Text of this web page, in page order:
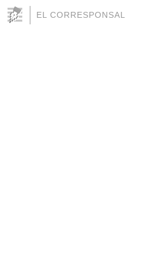
EL CORRESPONSAL